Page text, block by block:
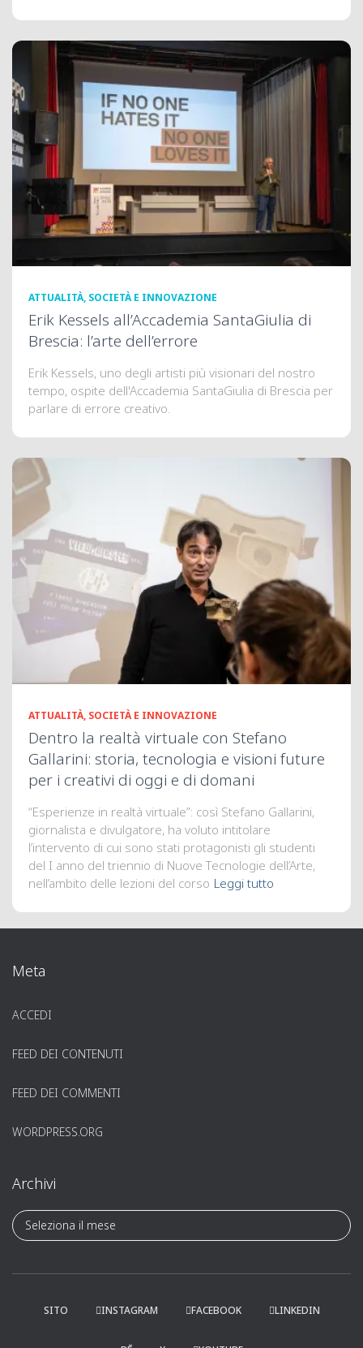
ATTUALITÀ, SOCIETÀ E INNOVAZIONE
Erik Kessels all’Accademia SantaGiulia di
Brescia: l’arte dell’errore
Erik Kessels, uno degli artisti più visionari del nostro
tempo, ospite dell'Accademia SantaGiulia di Brescia per
parlare di errore creativo.
ATTUALITÀ, SOCIETÀ E INNOVAZIONE
Dentro la realtà virtuale con Stefano
Gallarini: storia, tecnologia e visioni future
per i creativi di oggi e di domani
“Esperienze in realtà virtuale”: così Stefano Gallarini,
giornalista e divulgatore, ha voluto intitolare
l’intervento di cui sono stati protagonisti gli studenti
del I anno del triennio di Nuove Tecnologie dell’Arte,
nell’ambito delle lezioni del corso Leggi tutto
Meta
ACCEDI
FEED DEI CONTENUTI
FEED DEI COMMENTI
WORDPRESS.ORG
Archivi
A
r
h
SITO INSTAGRAM FACEBOOK LINKEDIN